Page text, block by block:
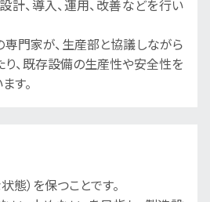
、導入、運用、改善などを行い
門家が、生産部と協議しながら
、既存設備の生産性や安全性を
す。
態）を保つことです。